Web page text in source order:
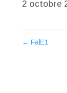
2 octobre
← FalE1